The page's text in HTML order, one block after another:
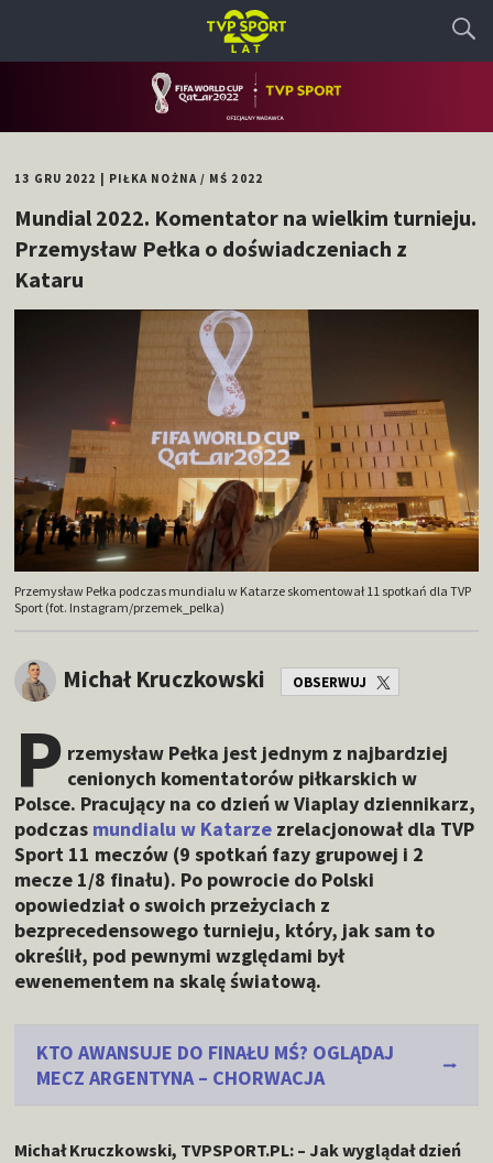
13 GRU 2022 PIŁKA NOŻNA/ MŚ 2022
Mundial 2022. Komentator na wielkim turnieju.
Przemysław Pełka o doświadczeniach z
Kataru
Przemysław Pełka podczas mundialu w Katarze skomentował 11 spotkań dla TVP
Sport (fot. Instagram/przemek_pelka)
Michał Kruczkowski OBSERWUJ
P rzemysław Pełka jest jednym z najbardziej
cenionych komentatorów piłkarskich w
Polsce. Pracujący na co dzień w Viaplay dziennikarz,
podczas mundialu w Katarze zrelacjonował dla TVP
Sport 11 meczów (9 spotkań fazy grupowej i 2
mecze 1/8 finału). Po powrocie do Polski
opowiedział o swoich przeżyciach z
bezprecedensowego turnieju, który, jak sam to
określił, pod pewnymi względami był
ewenementem na skalę światową.
KTO AWANSUJE DO FINAŁU MŚ? OGLĄDAJ
MECZ ARGENTYNA – CHORWACJA
Michał Kruczkowski, TVPSPORT.PL: – Jak wyglądał dzień